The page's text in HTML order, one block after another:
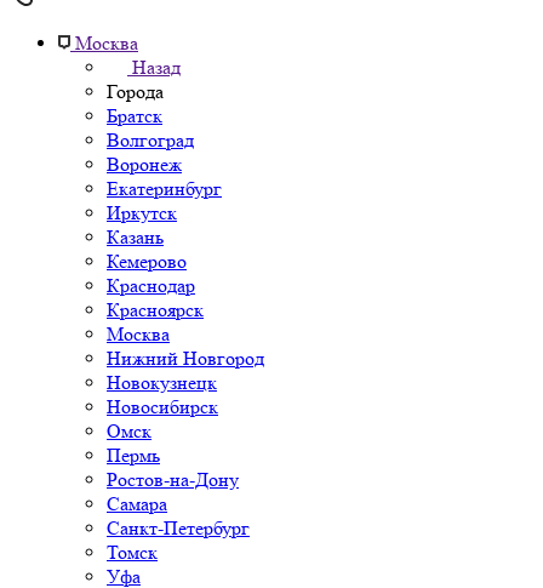
Москва
Назад
Города
Братск
Волгоград
Воронеж
Екатеринбург
Иркутск
Казань
Кемерово
Краснодар
Красноярск
Москва
Нижний Новгород
Новокузнецк
Новосибирск
Омск
Пермь
Ростов-на-Дону
Самара
Санкт-Петербург
Томск
Уфа